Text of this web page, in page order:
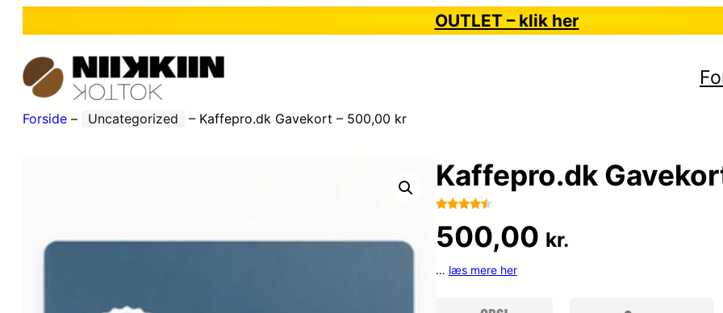
OUTLET – klik her
Forside – Uncategorized – Kaffepro.dk Gavekort – 500,00 kr
Kaffepro.dk
som 4.4
baseret
500,00 kr.
… læs mere her